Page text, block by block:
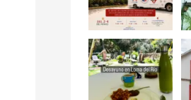
Levantarse, escuchar
el río correr y sentir
el...
19 0